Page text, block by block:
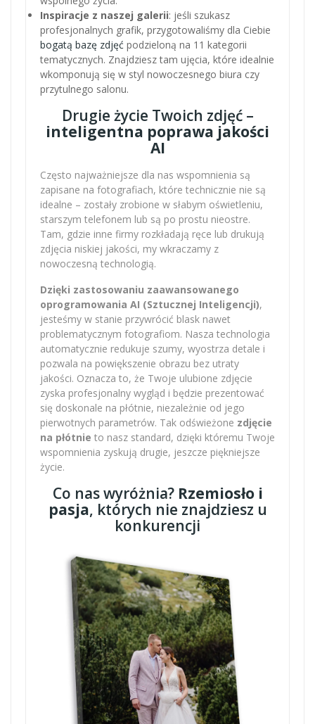
Inspiracje z naszej galerii: jeśli szukasz
profesjonalnych grafik, przygotowaliśmy dla Ciebie
bogatą bazę zdjęć podzieloną na 11 kategorii
tematycznych. Znajdziesz tam ujęcia, które idealnie
wkomponują się w styl nowoczesnego biura czy
przytulnego salonu.
Drugie życie Twoich zdjęć –
inteligentna poprawa jakości
AI
Często najważniejsze dla nas wspomnienia są
zapisane na fotografiach, które technicznie nie są
idealne – zostały zrobione w słabym oświetleniu,
starszym telefonem lub są po prostu nieostre.
Tam, gdzie inne firmy rozkładają ręce lub drukują
zdjęcia niskiej jakości, my wkraczamy z
nowoczesną technologią.
Dzięki zastosowaniu zaawansowanego
oprogramowania AI (Sztucznej Inteligencji),
jesteśmy w stanie przywrócić blask nawet
problematycznym fotografiom. Nasza technologia
automatycznie redukuje szumy, wyostrza detale i
pozwala na powiększenie obrazu bez utraty
jakości. Oznacza to, że Twoje ulubione zdjęcie
zyska profesjonalny wygląd i będzie prezentować
się doskonale na płótnie, niezależnie od jego
pierwotnych parametrów. Tak odświeżone zdjęcie
na płótnie to nasz standard, dzięki któremu Twoje
wspomnienia zyskują drugie, jeszcze piękniejsze
życie.
Co nas wyróżnia? Rzemiosło i
pasja, których nie znajdziesz u
konkurencji